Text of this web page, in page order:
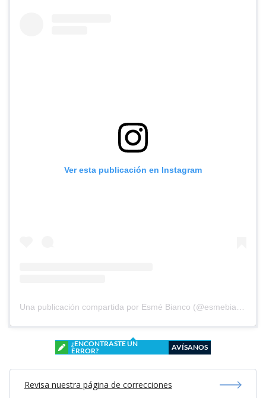
Ver esta publicación en Instagram
¿ENCONTRASTE UN
ERROR?
AVÍSANOS
Revisa nuestra página de correcciones